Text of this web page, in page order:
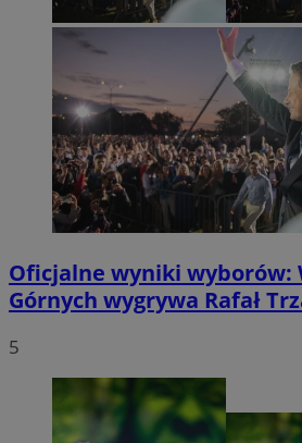
Oficjalne wyniki wyborów:
Górnych wygrywa Rafał
5